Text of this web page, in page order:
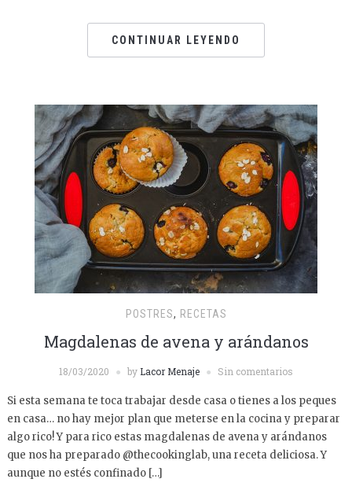
CONTINUAR LEYENDO
POSTRES, RECETAS
Magdalenas de avena y arándanos
18/03/2020 by Lacor Menaje Sin comentarios
Si esta semana te toca trabajar desde casa o tienes a los peques
en casa… no hay mejor plan que meterse en la cocina y preparar
algo rico! Y para rico estas magdalenas de avena y arándanos
que nos ha preparado @thecookinglab, una receta deliciosa. Y
aunque no estés confinado […]